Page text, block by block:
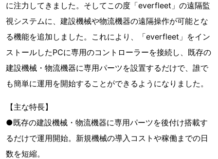
に注力してきました。そしてこの度「everfleet」の遠隔監
視システムに、建設機械や物流機器の遠隔操作が可能とな
る機能を追加しました。これにより、「everfleet」をイン
ストールしたPCに専用のコントローラーを接続し、既存の
建設機械・物流機器に専用パーツを設置するだけで、誰で
も簡単に運用を開始することができるようになりました。
【主な特長】
●既存の建設機械・物流機器に専用パーツを後付け搭載す
るだけで運用開始。新規機械の導入コストや稼働までの日
数を短縮。